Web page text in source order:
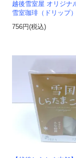
越後雪室屋 オリジナ
雪室珈琲（ドリップ
756円(税込)